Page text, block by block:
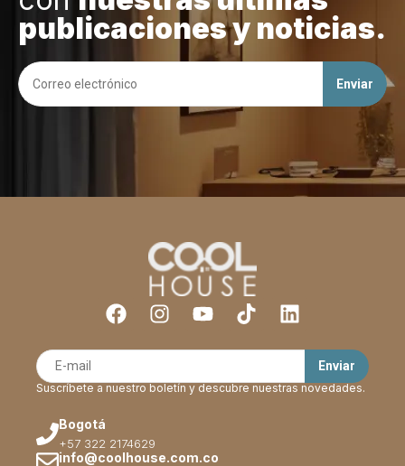
publicaciones y noticias.
info@coolhouse.com.co
Bogotá
+57 322 2174629
Suscríbete a nuestro boletín y descubre nuestras novedades.